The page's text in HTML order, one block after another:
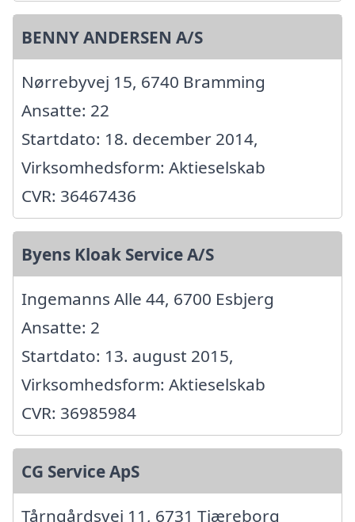
BENNY ANDERSEN A/S
Nørrebyvej 15, 6740 Bramming
Ansatte: 22
Startdato: 18. december 2014,
Virksomhedsform: Aktieselskab
CVR: 36467436
Byens Kloak Service A/S
Ingemanns Alle 44, 6700 Esbjerg
Ansatte: 2
Startdato: 13. august 2015,
Virksomhedsform: Aktieselskab
CVR: 36985984
CG Service ApS
Tårngårdsvej 11, 6731 Tjæreborg